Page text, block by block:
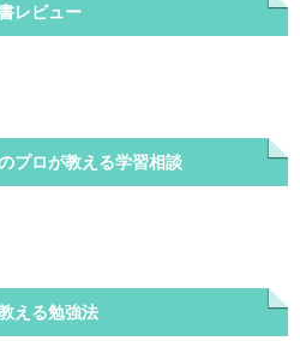
レビュー
プロが教える学習相談
える勉強法